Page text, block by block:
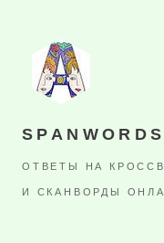
ОТВЕТЫ НА
И СКАНВОРДЫ